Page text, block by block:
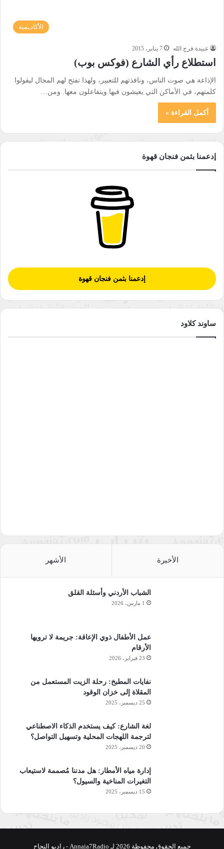
الأكاديمية
عبيدة فرج الله 7 يناير، 2015
استطلاع رأي الشارع (فوكس بوب)
الإذاعة هي صوت الناس، ونافذتهم للتعبير، ولهذا تفتح لهم المجال ليقولوا
كلمتهم، في الأماكن التي يعيشون فيها ويتفاعلون معها. ومن…
أكمل القراءة »
إدعمنا بثمن فنجان قهوة
إدعمنا بثمن فنجان قهوة
ساوند كلاود
الأخيرة الأشهر
الشباب الأردني وأسئلة القلق
1 مارس، 2026
عمل الأطفال ذوي الإعاقة: جريمة لا ترويها
الأرقام
23 فبراير، 2026
نفايات المطبخ: رحلة الزيت المستعمل من
المقلاة إلى خزان الوقود
25 ديسمبر، 2025
لغة الشارع: كيف يستخدم الذكاء الاصطناعي
لترجمة اللهجات المحلية وتسهيل التواصل؟
20 ديسمبر، 2025
إدارة مياه الأمطار: هل مدننا مُصممة لاستيعاب
التغيرات المناخية والسيول؟
15 ديسمبر، 2025
جميع الحقوق محفوظة 2026 لـ Annaja7Radio - راديو النجاح